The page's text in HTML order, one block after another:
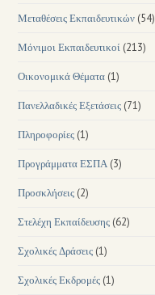
Μεταθέσεις Εκπαιδευτικών (54)
Μόνιμοι Εκπαιδευτικοί (213)
Οικονομικά Θέματα (1)
Πανελλαδικές Εξετάσεις (71)
Πληροφορίες (1)
Προγράμματα ΕΣΠΑ (3)
Προσκλήσεις (2)
Στελέχη Εκπαίδευσης (62)
Σχολικές Δράσεις (1)
Σχολικές Εκδρομές (1)